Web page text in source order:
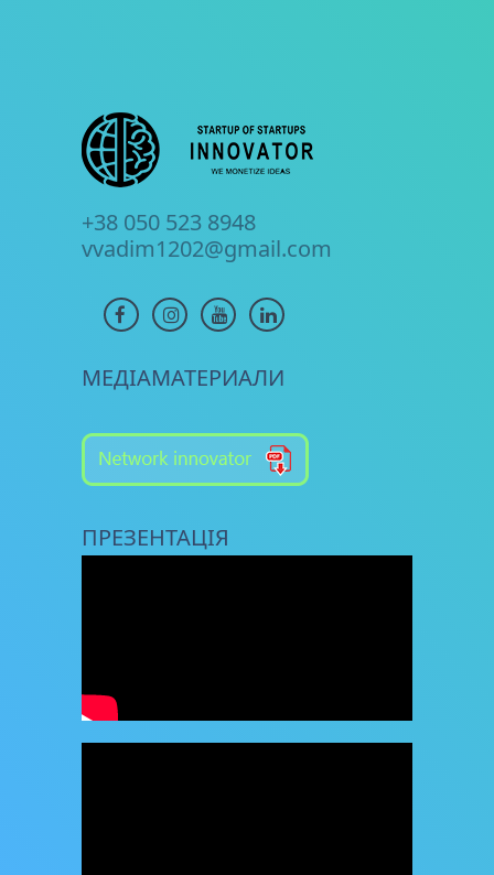
+38 050 523 8948
vvadim1202@gmail.com
МЕДІАМАТЕРИАЛИ
ПРЕЗЕНТАЦІЯ